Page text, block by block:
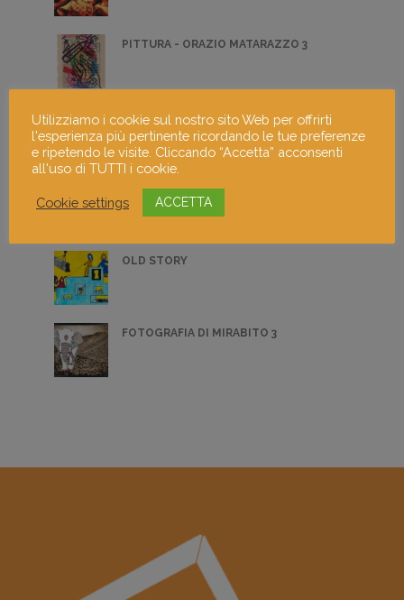
PITTURA - ORAZIO MATARAZZO 3
FOTOGRAFIA CLAUDIA MARIANI 2
FOTOGRAFIA DI ANDREA ANGELINO
CATELLA 4
OLD STORY
FOTOGRAFIA DI MIRABITO 3
Utilizziamo i cookie sul nostro sito Web per offrirti
l'esperienza più pertinente ricordando le tue preferenze
e ripetendo le visite. Cliccando “Accetta” acconsenti
all'uso di TUTTI i cookie.
Cookie settings ACCETTA